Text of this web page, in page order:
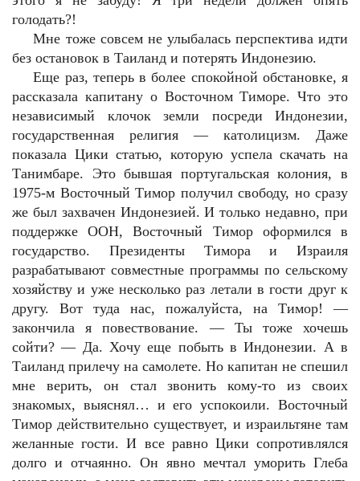
голодать?!
Мне тоже совсем не улыбалась перспектива идти
без остановок в Таиланд и потерять Индонезию.
Еще раз, теперь в более спокойной обстановке, я
рассказала капитану о Восточном Тиморе. Что это
независимый клочок земли посреди Индонезии,
государственная религия — католицизм. Даже
показала Цики статью, которую успела скачать на
Танимбаре. Это бывшая португальская колония, в
1975-м Восточный Тимор получил свободу, но сразу
же был захвачен Индонезией. И только недавно, при
поддержке ООН, Восточный Тимор оформился в
государство. Президенты Тимора и Израиля
разрабатывают совместные программы по сельскому
хозяйству и уже несколько раз летали в гости друг к
другу. Вот туда нас, пожалуйста, на Тимор! —
закончила я повествование. — Ты тоже хочешь
сойти? — Да. Хочу еще побыть в Индонезии. А в
Таиланд прилечу на самолете. Но капитан не спешил
мне верить, он стал звонить кому-то из своих
знакомых, выяснял… и его успокоили. Восточный
Тимор действительно существует, и израильтяне там
желанные гости. И все равно Цики сопротивлялся
долго и отчаянно. Он явно мечтал уморить Глеба